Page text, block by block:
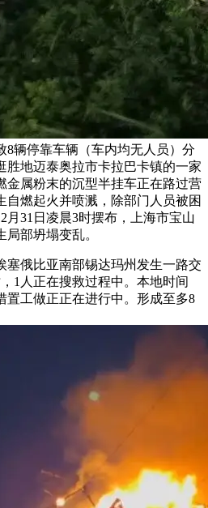
8辆停靠车辆（车内均无人员）分
胜地迈泰奥拉市卡拉巴卡镇的一家
金属粉末的沉型半挂车正在路过营
自燃起火并喷溅，除部门人员被困
月31日凌晨3时摆布，上海市宝山
部坍塌变乱。
俄比亚南部锡达玛州发生一路交
1人正在搜救过程中。本地时间
置工做正正在进行中。形成至多8